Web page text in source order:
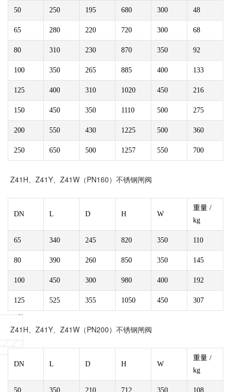
50 250 195 680 300 48
65 280 220 720 300 68
80 310 230 870 350 92
100 350 265 885 400 133
125 400 310 1020 450 216
150 450 350 1110 500 275
200 550 430 1225 500 360
250 650 500 1257 550 700
Z41H、Z41Y、Z41W（PN160）不锈钢闸阀
DN L D H W
重量 /
kg
65 340 245 820 350 110
80 390 260 850 350 145
100 450 300 980 400 192
125 525 355 1050 450 307
Z41H、Z41Y、Z41W（PN200）不锈钢闸阀
DN L D H W
重量 /
kg
50 350 210 712 350 108